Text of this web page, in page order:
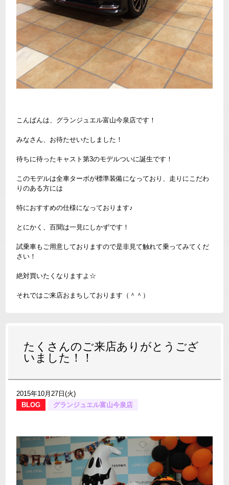
こんばんは、グランジュエル富山今泉店です！
みなさん、お待たせいたしました！
待ちに待ったキャスト第3のモデルついに誕生です！
このモデルは全車ターボが標準装備になっており、走りにこだわ
りのある方には
特におすすめの仕様になっております♪
とにかく、百聞は一見にしかずです！
試乗車もご用意しておりますので是非見て触れて乗ってみてくだ
さい！
絶対買いたくなりますよ☆
それではご来店おまちしております（＾＾）
たくさんのご来店ありがとうござ
いました！！
2015年10月27日(火)
BLOG
グランジュエル富山今泉店